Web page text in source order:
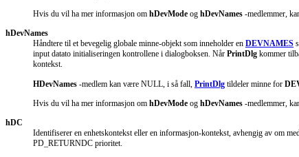
Hvis du vil ha mer informasjon om hDevMode og hDevNames -medlemmer,
hDevNames
Håndtere til et bevegelig globale minne-objekt som inneholder en DEVNAMES
input datato initialiseringen kontrollene i dialogboksen. Når PrintDlg kommer
kontekst.
HDevNames -medlem kan være NULL, i så fall, PrintDlg tildeler minne for
Hvis du vil ha mer informasjon om hDevMode og hDevNames -medlemmer,
hDC
Identifiserer en enhetskontekst eller en informasjon-kontekst, avhengig av om
PD_RETURNDC prioritet.